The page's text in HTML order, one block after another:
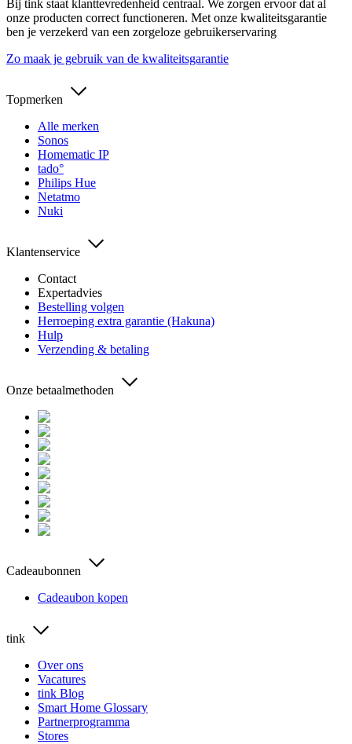
Bij tink staat klanttevredenheid centraal. We zorgen ervoor dat al
onze producten correct functioneren. Met onze kwaliteitsgarantie
ben je verzekerd van een zorgeloze gebruikerservaring
Zo maak je gebruik van de kwaliteitsgarantie
Topmerken
Alle merken
Sonos
Homematic IP
tado°
Philips Hue
Netatmo
Nuki
Klantenservice
Contact
Expertadvies
Bestelling volgen
Herroeping extra garantie (Hakuna)
Hulp
Verzending & betaling
Onze betaalmethoden
Cadeaubonnen
Cadeaubon kopen
tink
Over ons
Vacatures
tink Blog
Smart Home Glossary
Partnerprogramma
Stores